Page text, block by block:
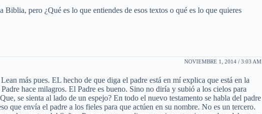
Biblia, pero ¿Qué es lo que entiendes de esos textos o qué es lo que quieres
NOVIEMBRE 1, 2014 / 3:03 AM
más pues. EL hecho de que diga el padre está en mí explica que está en la
hace milagros. El Padre es bueno. Sino no diría y subió a los cielos para
se sienta al lado de un espejo? En todo el nuevo testamento se habla del padre
que envía el padre a los fieles para que actúen en su nombre. No es un tercero.